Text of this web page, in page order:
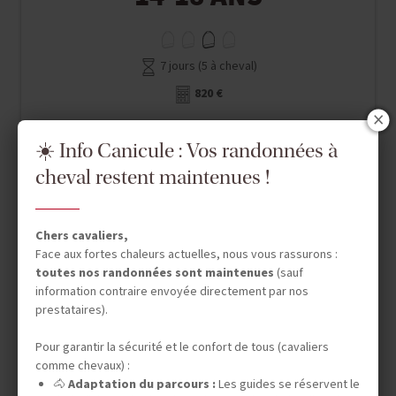
7 jours (5 à cheval)
820 €
☀️ Info Canicule : Vos randonnées à
cheval restent maintenues !
Chers cavaliers,
Face aux fortes chaleurs actuelles, nous vous rassurons :
toutes nos randonnées sont maintenues (sauf
information contraire envoyée directement par nos
prestataires).
Pour garantir la sécurité et le confort de tous (cavaliers
comme chevaux) :
🐴 Adaptation du parcours :Les guides se réservent le